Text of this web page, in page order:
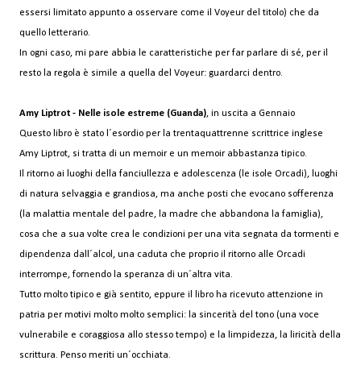
essersi limitato appunto a osservare come il Voyeur del titolo) che da
quello letterario.
In ogni caso, mi pare abbia le caratteristiche per far parlare di sé, per il
resto la regola è simile a quella del Voyeur: guardarci dentro.
Amy Liptrot - Nelle isole estreme (Guanda), in uscita a Gennaio
Questo libro è stato l´esordio per la trentaquattrenne scrittrice inglese
Amy Liptrot, si tratta di un memoir e un memoir abbastanza tipico.
Il ritorno ai luoghi della fanciullezza e adolescenza (le isole Orcadi), luoghi
di natura selvaggia e grandiosa, ma anche posti che evocano sofferenza
(la malattia mentale del padre, la madre che abbandona la famiglia),
cosa che a sua volte crea le condizioni per una vita segnata da tormenti e
dipendenza dall´alcol, una caduta che proprio il ritorno alle Orcadi
interrompe, fornendo la speranza di un´altra vita.
Tutto molto tipico e già sentito, eppure il libro ha ricevuto attenzione in
patria per motivi molto molto semplici: la sincerità del tono (una voce
vulnerabile e coraggiosa allo stesso tempo) e la limpidezza, la liricità della
scrittura. Penso meriti un´occhiata.